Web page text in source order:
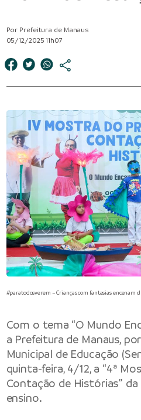
Por Prefeitura de Manaus
05/12/2025 11h07
#paratodosverem – Crianças com fantasias encenam
Com o tema “O Mundo
a Prefeitura de Manaus,
Municipal de Educação
quinta-feira, 4/12, a “4ª
Contação de Histórias”
ensino.